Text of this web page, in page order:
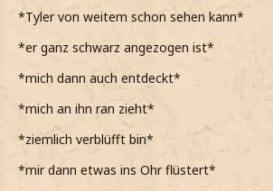
*sie frage*
*das mir dann aber auch egal ist und sie
da keine Zeit vergeuden möchte, die
verbringen könnte*
*die Drinks auch noch warten können*
*so zu zweit auch sehr viel Spaß haben
Ich bin so froh, dass wir jetzt endlich
*Tyler von weitem schon sehen kann*
*er ganz schwarz angezogen ist*
*mich dann auch entdeckt*
*mich an ihn ran zieht*
*ziemlich verblüfft bin*
*mir dann etwas ins Ohr flüstert*